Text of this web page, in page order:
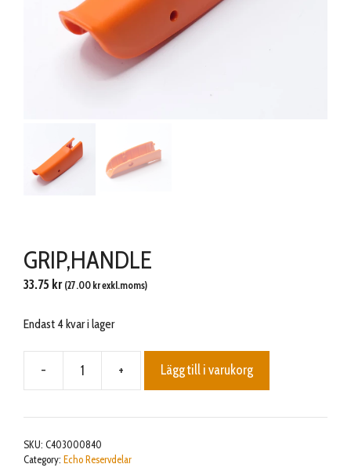
GRIP,HANDLE
33.75 kr (27.00 krexkl.moms)
Endast 4 kvar i lager
-
GRIP,HANDLE
+ Lägg till i varukorg
SKU: C403000840
Category: Echo Reservdelar